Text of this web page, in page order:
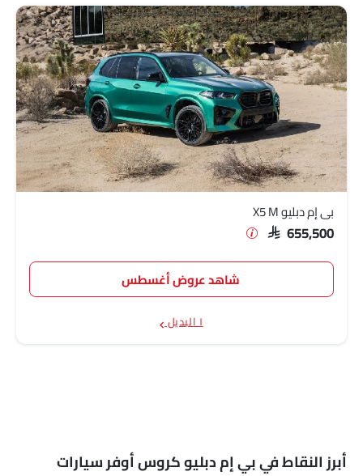
بي إم دبليو X5 M
SAR 655,500
شاهد عروض أغسطس
١ البديل
أبرز النقاط في بي إم دبليو كروس أوفر سيارات